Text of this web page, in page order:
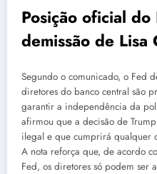
Posição oficial
demissão de Lisa
Segundo o comunicado, o Fed
diretores do banco central são
garantir a independência da
afirmou que a decisão de
ilegal e que cumprirá qualquer
A nota reforça que, de acordo
Fed, os diretores só podem ser